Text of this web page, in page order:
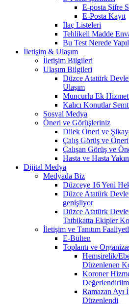
E-posta Şifre
E-Posta Kayıt
İlaç Listeleri
Tehlikeli Madde
Bu Test Nerede
İletişim & Ulaşım
İletişim Bilgileri
Ulaşım Bilgileri
Düzce Atatürk
Ulaşım
Muncurlu Ek Hizmet
Kalıcı Konutlar
Sosyal Medya
Öneri ve Görüşleriniz
Dilek Öneri ve
Çalış Görüş ve
Çalışan Görüş ve
Hasta ve Hasta
Dijital Medya
Medyada Biz
Düzceye 16 Yeni
Düzce Atatürk
genişliyor
Düzce Atatürk
Tatbikatta Ekipler
İletişim ve Tanıtım
E-Bülten
Toplantı ve
Hemşirelik/
Düzenlenen
Koroner
Ramazan Ayı
Düzenlendi